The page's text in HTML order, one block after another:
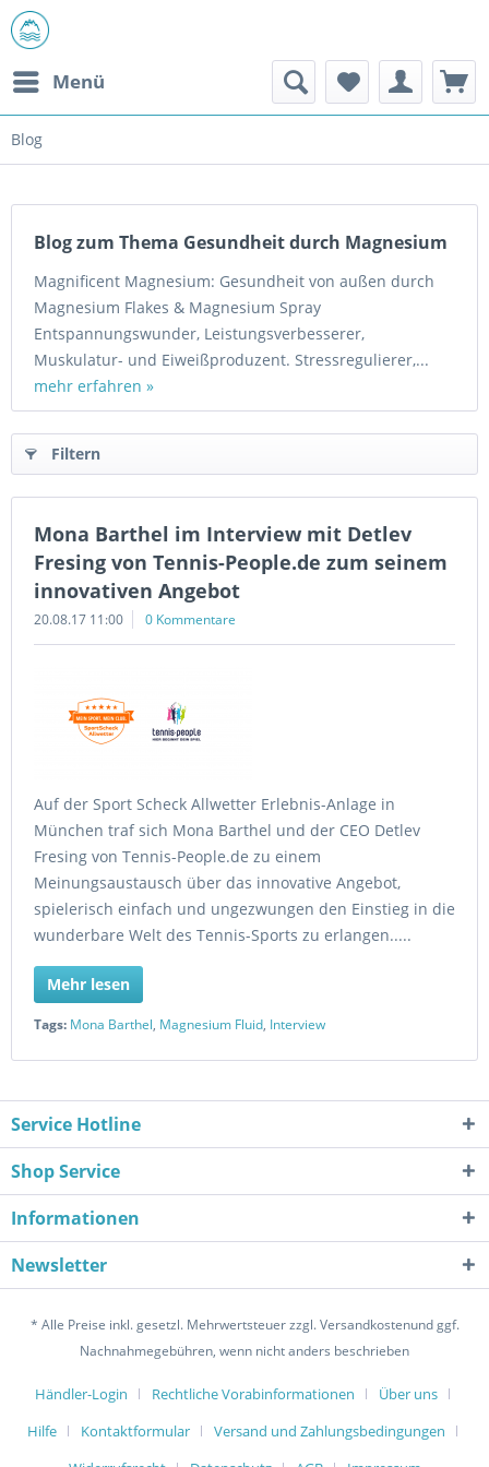
Menü
Blog
Blog zum Thema Gesundheit durch Magnesium
Magnificent Magnesium: Gesundheit von außen durch
Magnesium Flakes & Magnesium Spray
Entspannungswunder, Leistungsverbesserer,
Muskulatur- und Eiweißproduzent. Stressregulierer,...
mehr erfahren »
Filtern
Mona Barthel im Interview mit Detlev
Fresing von Tennis-People.de zum seinem
innovativen Angebot
20.08.17 11:00 0 Kommentare
Auf der Sport Scheck Allwetter Erlebnis-Anlage in
München traf sich Mona Barthel und der CEO Detlev
Fresing von Tennis-People.de zu einem
Meinungsaustausch über das innovative Angebot,
spielerisch einfach und ungezwungen den Einstieg in die
wunderbare Welt des Tennis-Sports zu erlangen.....
Mehr lesen
Tags: Mona Barthel, Magnesium Fluid, Interview
Service Hotline
Shop Service
Informationen
Newsletter
* Alle Preise inkl. gesetzl. Mehrwertsteuer zzgl. Versandkostenund ggf.
Nachnahmegebühren, wenn nicht anders beschrieben
Händler-Login Rechtliche Vorabinformationen
Über uns
Hilfe
Kontaktformular
Versand und Zahlungsbedingungen